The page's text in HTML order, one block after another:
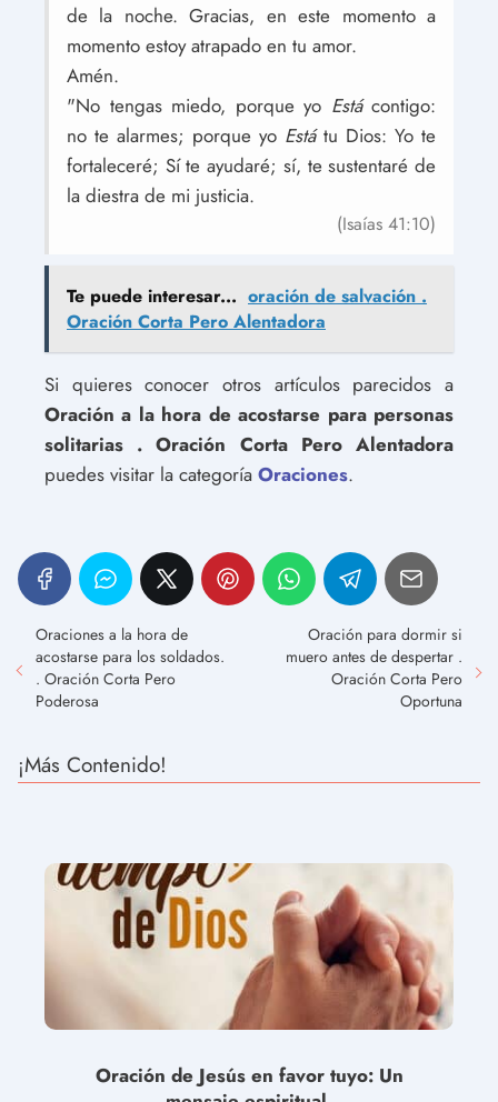
de la noche. Gracias, en este momento a
momento estoy atrapado en tu amor.
Amén.
"No tengas miedo, porque yo Estácontigo:
no te alarmes; porque yo Estátu Dios: Yo te
fortaleceré; Sí te ayudaré; sí, te sustentaré de
la diestra de mi justicia.
(Isaías 41:10)
Te puede interesar... oración de salvación .
Oración Corta Pero Alentadora
Si quieres conocer otros artículos parecidos a
Oración a la hora de acostarse para personas
solitarias . Oración Corta Pero Alentadora
puedes visitar la categoría Oraciones.
Oraciones a la hora de
acostarse para los soldados.
. Oración Corta Pero
Poderosa
Oración para dormir si
muero antes de despertar .
Oración Corta Pero
Oportuna
¡Más Contenido!
Oración de Jesús en favor tuyo: Un